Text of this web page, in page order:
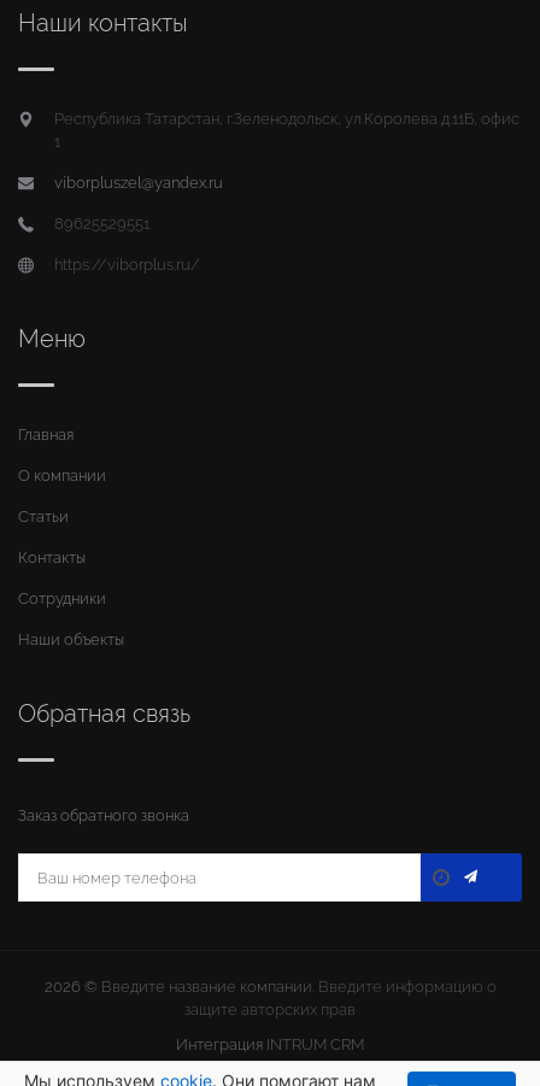
Мы используем cookie. Они помогают нам
Наши контакты
Республика Татарстан, г.Зеленодольск, ул.Королева д.11Б, офис
1
viborpluszel@yandex.ru
89625529551
https://viborplus.ru/
Меню
Главная
О компании
Статьи
Контакты
Сотрудники
Наши объекты
Обратная связь
Заказ обратного звонка
2026 © Введите название компании. Введите информацию о
защите авторских прав
Интеграция INTRUM CRM